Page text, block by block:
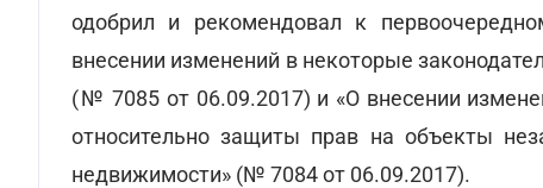
одобрил и рекомендовал к
внесении изменений в некоторые
(№ 7085 от 06.09.2017) и «О внесении
относительно защиты прав на объекты
недвижимости» (№ 7084 от 06.09.2017).